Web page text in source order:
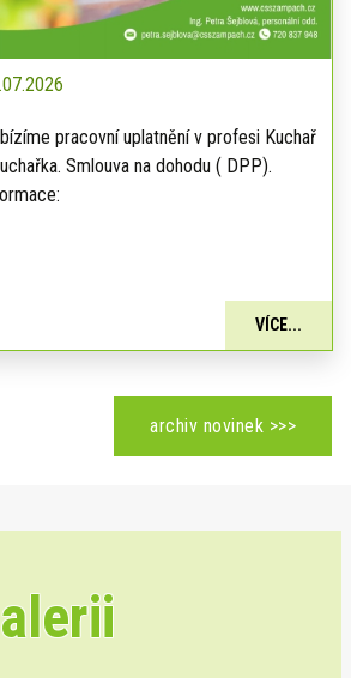
pracovní uplatnění v profesi Kuchař
Smlouva na dohodu ( DPP).
VÍCE...
archiv novinek >>>